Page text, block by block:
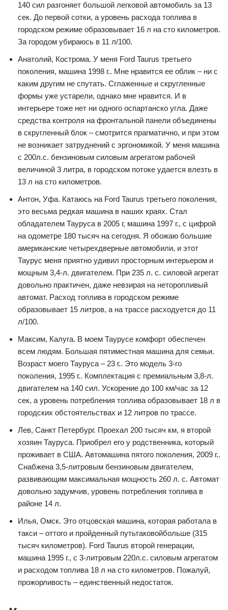
140 сил разгоняет большой легковой автомобиль за 13
сек. До первой сотки, а уровень расхода топлива в
городском режиме образовывает 16 л на сто километров.
За городом убираюсь в 11 л/100.
Анатолий, Кострома. У меня Ford Taurus третьего
поколения, машина 1998 г.. Мне нравится ее облик – ни с
каким другим не спутать. Сглаженные и скругленные
формы уже устарели, однако мне нравится. И в
интерьере тоже нет ни одного оспартанско угла. Даже
средства контроля на фронтальной панели объединены
в скругленный блок – смотрится прагматично, и при этом
не возникает затруднений с эргономикой. У меня машина
с 200л.с. бензиновым силовым агрегатом рабочей
величиной 3 литра, в городском потоке удается влезть в
13 л на сто километров.
Антон, Уфа. Катаюсь на Ford Taurus третьего поколения,
это весьма редкая машина в наших краях. Стал
обладателем Тауруса в 2005 г, машина 1997 г., с цифрой
на одометре 180 тысяч на сегодня. Я обожаю большие
американские четырехдверные автомобили, и этот
Таурус меня приятно удивил просторным интерьером и
мощным 3,4-л. двигателем. При 235 л. с. силовой агрегат
довольно практичен, даже невзирая на неторопливый
автомат. Расход топлива в городском режиме
образовывает 15 литров, а на трассе расходуется до 11
л/100.
Максим, Калуга. В моем Таурусе комфорт обеспечен
всем людям. Большая пятиместная машина для семьи.
Возраст моего Тауруса – 23 г.. Это модель 3-го
поколения, 1995 г.. Комплектация с премиальным 3,8-л.
двигателем на 140 сил. Ускорение до 100 км/час за 12
сек, а уровень потребления топлива образовывает 18 л в
городских обстоятельствах и 12 литров по трассе.
Лев, Санкт Петербург. Проехал 200 тысяч км, я второй
хозяин Тауруса. Приобрел его у родственника, который
проживает в США. Автомашина пятого поколения, 2009 г..
Снабжена 3,5-литровым бензиновым двигателем,
развивающим максимальная мощность 260 л. с. Автомат
довольно задумчив, уровень потребления топлива в
районе 14 л.
Илья, Омск. Это отцовская машина, которая работала в
такси – оттого и пройденный путьтаковойбольше (315
тысяч километров). Ford Taurus второй генерации,
машина 1995 г., с 3-литровым 220л.с. силовым агрегатом
и расходом топлива 18 л на сто километров. Пожалуй,
прожорливость – единственный недостаток.